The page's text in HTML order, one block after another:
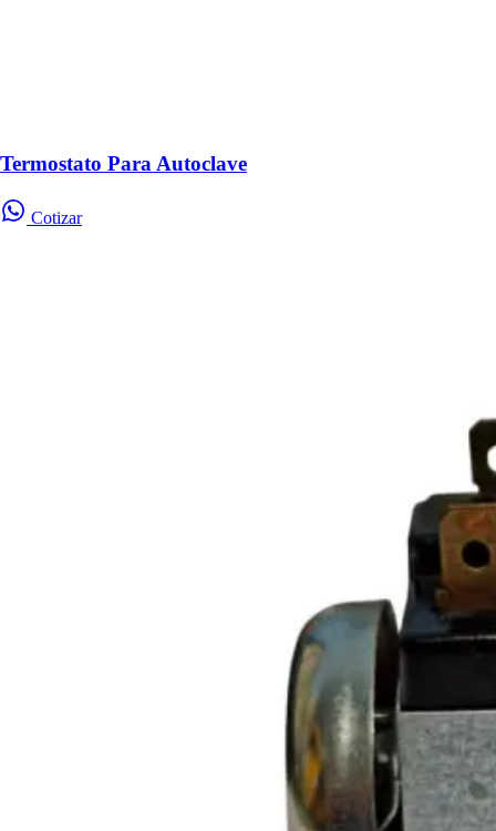
Termostato Para Autoclave
Cotizar